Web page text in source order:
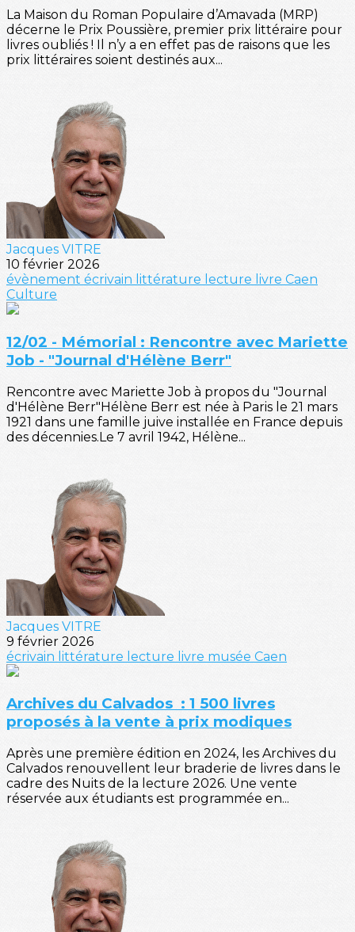
La Maison du Roman Populaire d’Amavada (MRP)
décerne le Prix Poussière, premier prix littéraire pour
livres oubliés ! Il n’y a en effet pas de raisons que les
prix littéraires soient destinés aux...
Jacques VITRE
10 février 2026
évènement écrivain littérature lecture livre Caen
Culture
12/02 - Mémorial : Rencontre avec Mariette
Job - "Journal d'Hélène Berr"
Rencontre avec Mariette Job à propos du "Journal
d'Hélène Berr"Hélène Berr est née à Paris le 21 mars
1921 dans une famille juive installée en France depuis
des décennies.Le 7 avril 1942, Hélène...
Jacques VITRE
9 février 2026
écrivain littérature lecture livre musée Caen
Archives du Calvados : 1 500 livres
proposés à la vente à prix modiques
Après une première édition en 2024, les Archives du
Calvados renouvellent leur braderie de livres dans le
cadre des Nuits de la lecture 2026. Une vente
réservée aux étudiants est programmée en...